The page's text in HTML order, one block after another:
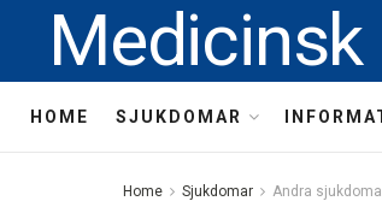
Medicinsk
HOME SJUKDOMAR
Home Sjukdomar Andra